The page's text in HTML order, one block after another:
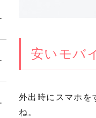
安いモバ
外出時にスマホを
ね。